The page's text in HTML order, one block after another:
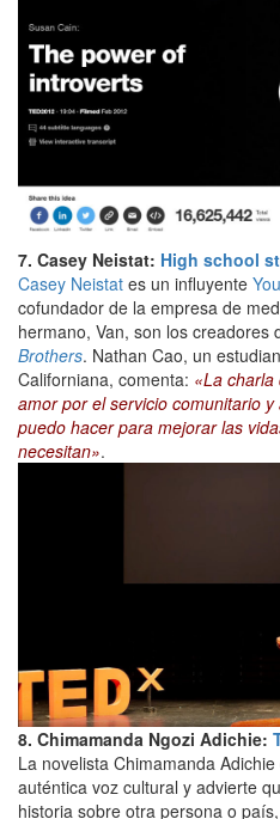
7. Casey Neistat: High school
Casey Neistat es un influyente
cofundador de la empresa de
hermano, Van, son los creadores
Brothers. Nathan Cao, un
Californiana, comenta: «La charla
amor por el servicio comunitario
puedo hacer para mejorar las
necesitan».
8. Chimamanda Ngozi Adichie:
La novelista Chimamanda
auténtica voz cultural y advierte
historia sobre otra persona o